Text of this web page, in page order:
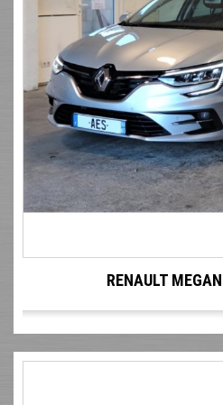
RENAULT